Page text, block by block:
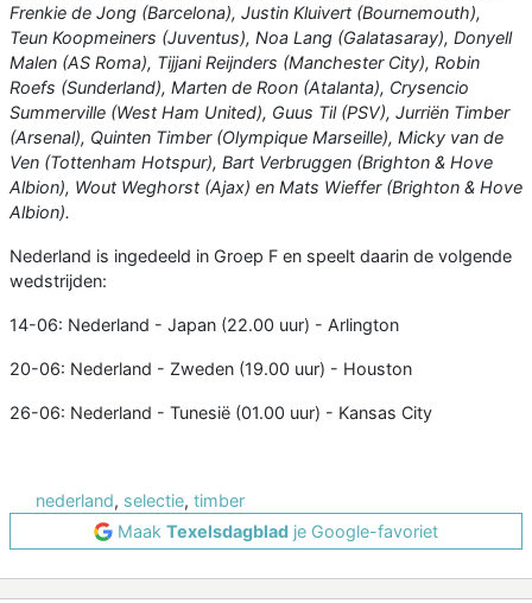
Frenkie de Jong (Barcelona), Justin Kluivert (Bournemouth),
Teun Koopmeiners (Juventus), Noa Lang (Galatasaray), Donyell
Malen (AS Roma), Tijjani Reijnders (Manchester City), Robin
Roefs (Sunderland), Marten de Roon (Atalanta), Crysencio
Summerville (West Ham United), Guus Til (PSV), Jurriën Timber
(Arsenal), Quinten Timber (Olympique Marseille), Micky van de
Ven (Tottenham Hotspur), Bart Verbruggen (Brighton & Hove
Albion), Wout Weghorst (Ajax) en Mats Wieffer (Brighton & Hove
Albion).
Nederland is ingedeeld in Groep F en speelt daarin de volgende
wedstrijden:
14-06: Nederland - Japan (22.00 uur) - Arlington
20-06: Nederland - Zweden (19.00 uur) - Houston
26-06: Nederland - Tunesië (01.00 uur) - Kansas City
nederland, selectie, timber
Maak Texelsdagblad je Google-favoriet